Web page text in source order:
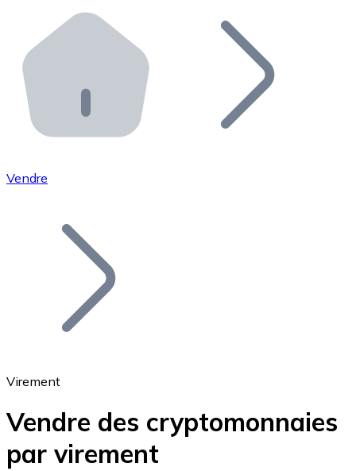
Distributeurs automatiques Bitnovo
Intégrez un ATM Bitnovo dans votre entreprise et
API Bitnovo
Intégrez notre API dans votre écosystème.
Rejoignez notre réseau de distributeurs et
Ajoutez le token de votre projet à notre service
Bitcoin
BTC
Vendre
Virement
Vendre des cryptomonnaies
par virement